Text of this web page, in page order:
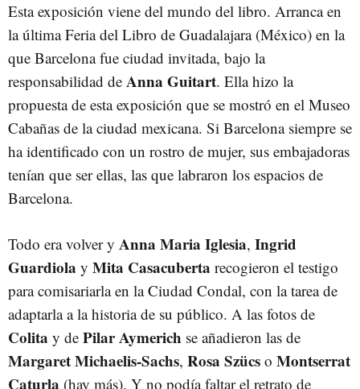
Esta exposición viene del mundo del libro. Arranca en
la última Feria del Libro de Guadalajara (México) en la
que Barcelona fue ciudad invitada, bajo la
responsabilidad de Anna Guitart. Ella hizo la
propuesta de esta exposición que se mostró en el Museo
Cabañas de la ciudad mexicana. Si Barcelona siempre se
ha identificado con un rostro de mujer, sus embajadoras
tenían que ser ellas, las que labraron los espacios de
Barcelona.
Todo era volver y Anna Maria Iglesia, Ingrid
Guardiola y Mita Casacuberta recogieron el testigo
para comisariarla en la Ciudad Condal, con la tarea de
adaptarla a la historia de su público. A las fotos de
Colita y de Pilar Aymerich se añadieron las de
Margaret Michaelis-Sachs, Rosa Szücs o Montserrat
Caturla (hay más). Y no podía faltar el retrato de